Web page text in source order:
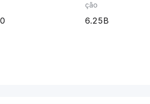
0
ção
6.25B